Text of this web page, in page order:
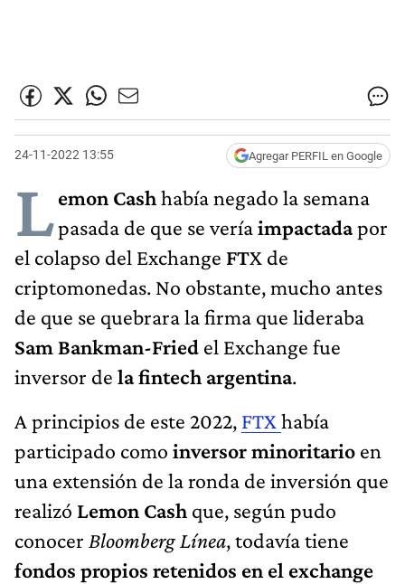
24-11-2022 13:55 Agregar PERFIL en Google
Lemon Cashhabía negado la semana
pasada de que se veríaimpactadapor
el colapso del Exchange FTX de
criptomonedas. No obstante, mucho antes
de que se quebrara la firma que lideraba
Sam Bankman-Fried el Exchange fue
inversor de la fintech argentina.
A principios de este 2022, FTX había
participado como inversor minoritario en
una extensión de la ronda de inversión que
realizó Lemon Cash que, según pudo
conocer Bloomberg Línea, todavía tiene
fondos propios retenidos en el exchange